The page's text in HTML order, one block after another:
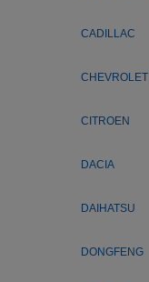
CADILLAC
CHEVROLET
CITROEN
DACIA
DAIHATSU
DONGFENG